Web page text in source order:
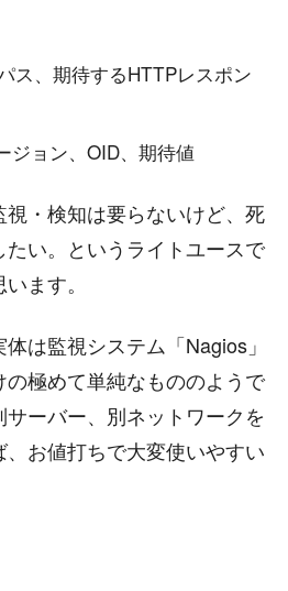
ス、期待するHTTPレスポン
ジョン、OID、期待値
視・検知は要らないけど、死
い。というライトユースで
ます。
は監視システム「Nagios」
極めて単純なもののようで
ーバー、別ネットワークを
お値打ちで大変使いやすい